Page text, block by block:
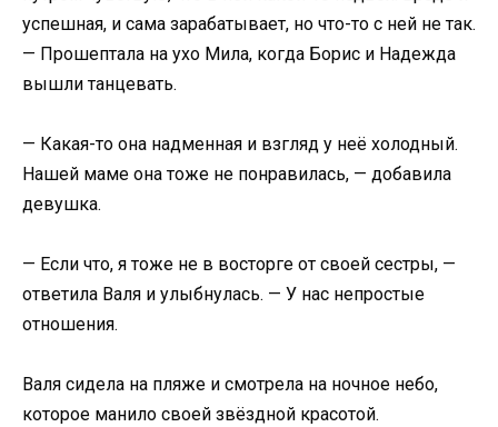
успешная, и сама зарабатывает, но что-то с ней не так.
— Прошептала на ухо Мила, когда Борис и Надежда
вышли танцевать.​
​— Какая-то она надменная и взгляд у неё холодный.
Нашей маме она тоже не понравилась, — добавила
девушка.​
​— Если что, я тоже не в восторге от своей сестры, —
ответила Валя и улыбнулась. — У нас непростые
отношения.​
​Валя сидела на пляже и смотрела на ночное небо,
которое манило своей звёздной красотой.​